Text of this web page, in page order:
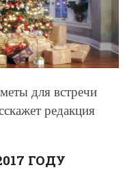
для встречи
редакция
ГОДУ